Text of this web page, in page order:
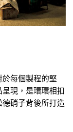
每個製程的堅
現，是環環相扣
硝子背後所打造